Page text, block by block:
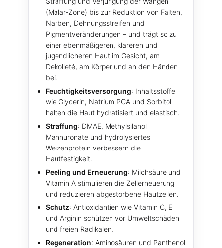
(Malar-Zone) bis zur Reduktion von Falten,
Narben, Dehnungsstreifen und
Pigmentveränderungen – und trägt so zu
einer ebenmäßigeren, klareren und
jugendlicheren Haut im Gesicht, am
Dekolleté, am Körper und an den Händen
bei.
Feuchtigkeitsversorgung: Inhaltsstoffe
wie Glycerin, Natrium PCA und Sorbitol
halten die Haut hydratisiert und elastisch.
Straffung: DMAE, Methylsilanol
Mannuronate und hydrolysiertes
Weizenprotein verbessern die
Hautfestigkeit.
Peeling und Erneuerung: Milchsäure und
Vitamin A stimulieren die Zellerneuerung
und reduzieren abgestorbene Hautzellen.
Schutz: Antioxidantien wie Vitamin C, E
und Arginin schützen vor Umweltschäden
und freien Radikalen.
Regeneration: Aminosäuren und Panthenol